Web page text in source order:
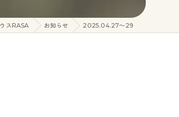
ラリー（お母さん）
スRASA お知らせ 2025.04.27～29